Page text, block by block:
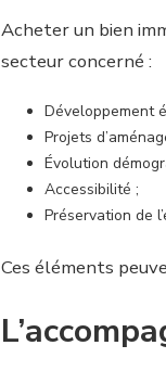
Acheter un bien
secteur concerné :
Développement
Projets
Évolution
Accessibilité ;
Préservation de
Ces éléments